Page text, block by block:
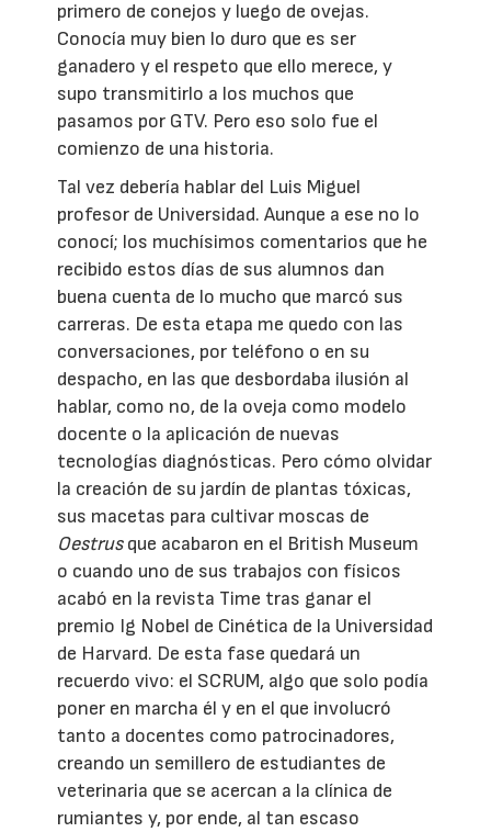
primero de conejos y luego de ovejas.
Conocía muy bien lo duro que es ser
ganadero y el respeto que ello merece, y
supo transmitirlo a los muchos que
pasamos por GTV. Pero eso solo fue el
comienzo de una historia.
Tal vez debería hablar del Luis Miguel
profesor de Universidad. Aunque a ese no lo
conocí; los muchísimos comentarios que he
recibido estos días de sus alumnos dan
buena cuenta de lo mucho que marcó sus
carreras. De esta etapa me quedo con las
conversaciones, por teléfono o en su
despacho, en las que desbordaba ilusión al
hablar, como no, de la oveja como modelo
docente o la aplicación de nuevas
tecnologías diagnósticas. Pero cómo olvidar
la creación de su jardín de plantas tóxicas,
sus macetas para cultivar moscas de
Oestrusque acabaron en el British Museum
o cuando uno de sus trabajos con físicos
acabó en la revista Time tras ganar el
premio Ig Nobel de Cinética de la Universidad
de Harvard. De esta fase quedará un
recuerdo vivo: el SCRUM, algo que solo podía
poner en marcha él y en el que involucró
tanto a docentes como patrocinadores,
creando un semillero de estudiantes de
veterinaria que se acercan a la clínica de
rumiantes y, por ende, al tan escaso